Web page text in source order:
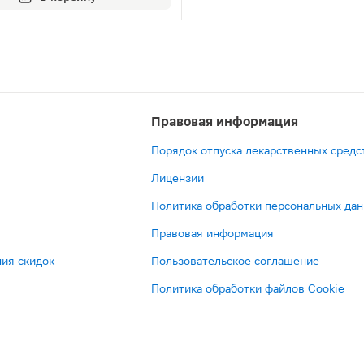
скидок
Правовая информация
Порядок отпуска лекарственных
Лицензии
Политика обработки персональных
Правовая информация
Пользовательское соглашение
Политика обработки файлов Cookie